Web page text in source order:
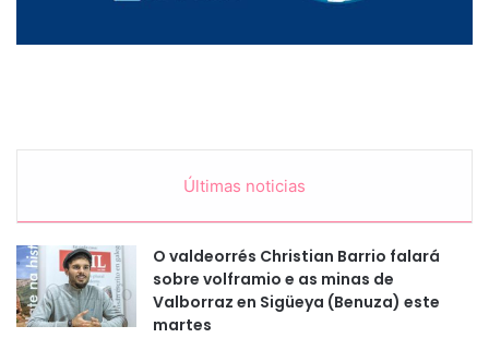
Últimas noticias
O valdeorrés Christian Barrio falará
sobre volframio e as minas de
Valborraz en Sigüeya (Benuza) este
martes